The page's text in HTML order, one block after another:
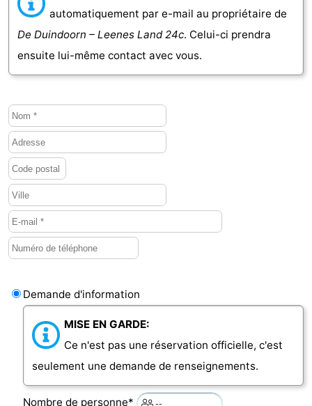
automatiquement par e-mail au propriétaire de
De Duindoorn – Leenes Land 24c. Celui-ci prendra
ensuite lui-même contact avec vous.
Demande d'information
MISE EN GARDE:
Ce n'est pas une réservation officielle, c'est
seulement une demande de renseignements.
Nombre de personne*